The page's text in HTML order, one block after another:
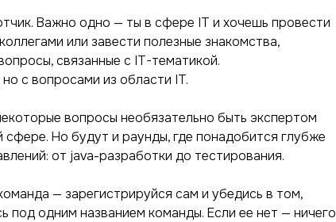
Важно одно — ты в сфере IT и хочешь провести
или завести полезные знакомства,
связанные с IT-тематикой.
с вопросами из области IT.
вопросы необязательно быть экспертом
Но будут и раунды, где понадобится глубже
от java-разработки до тестирования.
— зарегистрируйся сам и убедись в том,
под одним названием команды. Если ее нет — ничего